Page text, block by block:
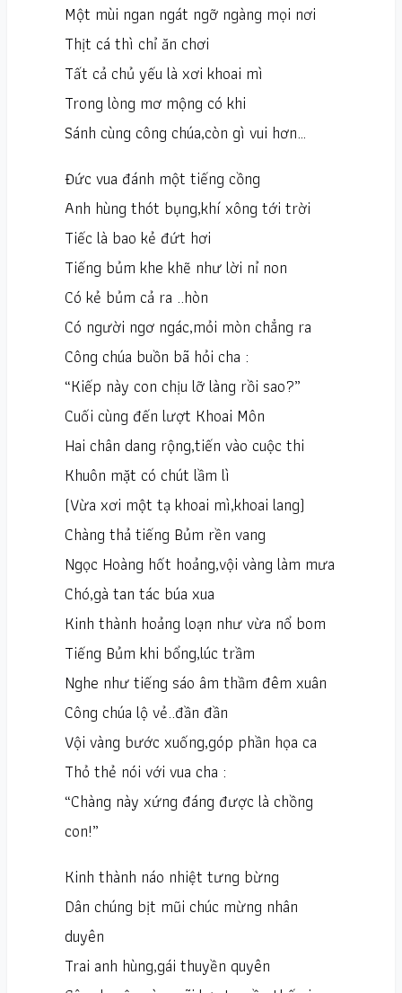
Một mùi ngan ngát ngỡ ngàng mọi nơi
Thịt cá thì chỉ ăn chơi
Tất cả chủ yếu là xơi khoai mì
Trong lòng mơ mộng có khi
Sánh cùng công chúa,còn gì vui hơn…
Đức vua đánh một tiếng cồng
Anh hùng thót bụng,khí xông tới trời
Tiếc là bao kẻ đứt hơi
Tiếng bủm khe khẽ như lời nỉ non
Có kẻ bủm cả ra ..hòn
Có người ngơ ngác,mỏi mòn chẳng ra
Công chúa buồn bã hỏi cha :
“Kiếp này con chịu lỡ làng rồi sao?”
Cuối cùng đến lượt Khoai Môn
Hai chân dang rộng,tiến vào cuộc thi
Khuôn mặt có chút lầm lì
(Vừa xơi một tạ khoai mì,khoai lang)
Chàng thả tiếng Bủm rền vang
Ngọc Hoàng hốt hoảng,vội vàng làm mưa
Chó,gà tan tác búa xua
Kinh thành hoảng loạn như vừa nổ bom
Tiếng Bủm khi bổng,lúc trầm
Nghe như tiếng sáo âm thầm đêm xuân
Công chúa lộ vẻ..đần đần
Vội vàng bước xuống,góp phần họa ca
Thỏ thẻ nói với vua cha :
“Chàng này xứng đáng được là chồng
con!”
Kinh thành náo nhiệt tưng bừng
Dân chúng bịt mũi chúc mừng nhân
duyên
Trai anh hùng,gái thuyền quyên